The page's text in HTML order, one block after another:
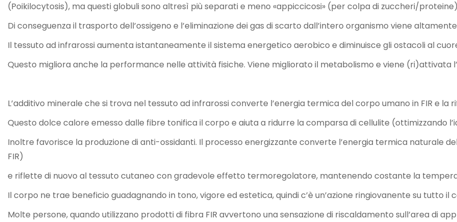
(Poikilocytosis), ma questi globuli sono altresì più separati e meno «appiccicosi» (per colpa di zuccheri/
Di conseguenza il trasporto dell’ossigeno e l’eliminazione dei gas di scarto dall’intero organismo viene
Il tessuto ad infrarossi aumenta istantaneamente il sistema energetico aerobico e diminuisce gli ostacoli al
Questo migliora anche la performance nelle attività fisiche. Viene migliorato il metabolismo e viene (ri)attivata
L’additivo minerale che si trova nel tessuto ad infrarossi converte l’energia termica del corpo umano in FIR e la
Questo dolce calore emesso dalle fibre tonifica il corpo e aiuta a ridurre la comparsa di cellulite (ottimizzando
Inoltre favorisce la produzione di anti-ossidanti. Il processo energizzante converte l’energia termica naturale
FIR)
e riflette di nuovo al tessuto cutaneo con gradevole effetto termoregolatore, mantenendo costante la
Il corpo ne trae beneficio guadagnando in tono, vigore ed estetica, quindi c’è un’azione ringiovanente su tutto il
Molte persone, quando utilizzano prodotti di fibra FIR avvertono una sensazione di riscaldamento sull’area di